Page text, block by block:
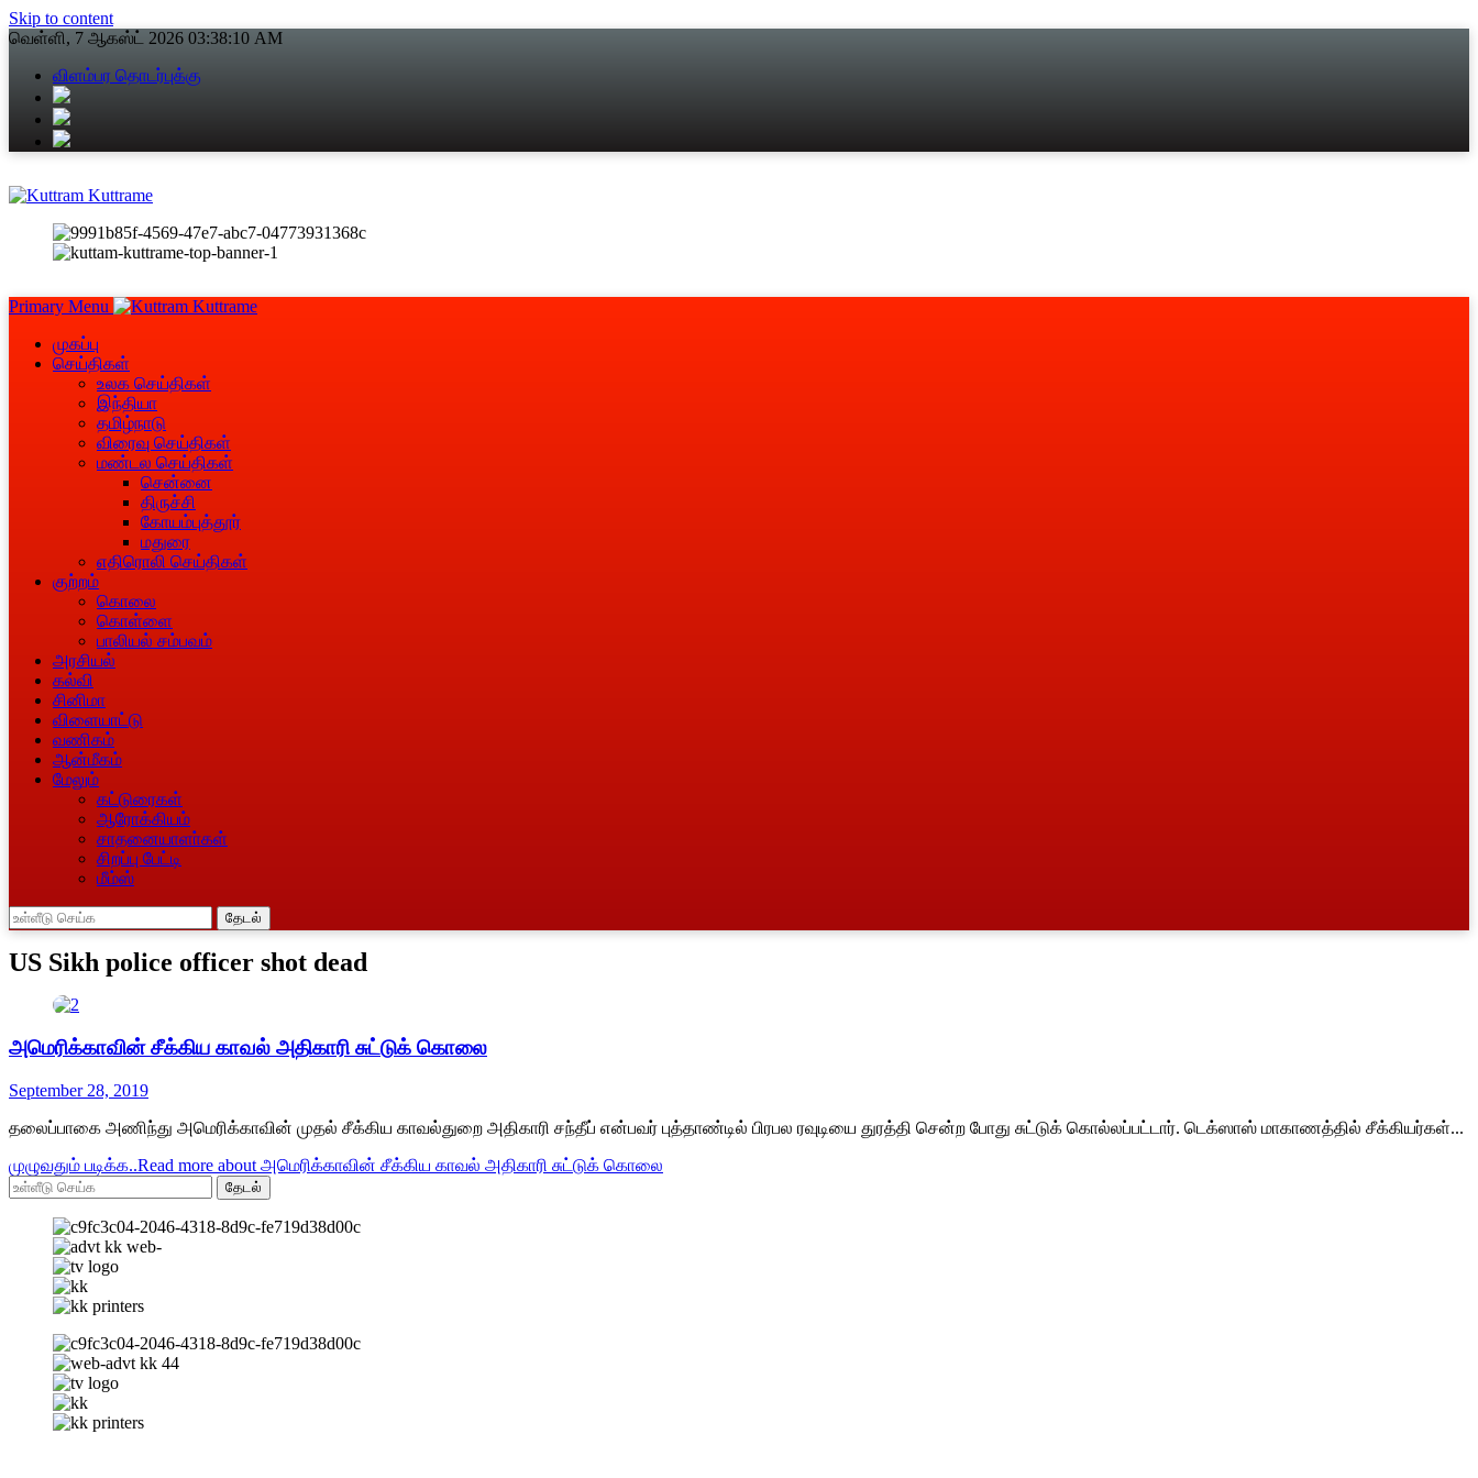
Skip to content
வெள்ளி, 7 ஆகஸ்ட் 2026 03:38:11 AM
விளம்பர தொடர்புக்கு
Primary Menu
முகப்பு
செய்திகள்
உலக செய்திகள்
இந்தியா
தமிழ்நாடு
விரைவு செய்திகள்
மண்டல செய்திகள்
சென்னை
திருச்சி
கோயம்புத்தூர்
மதுரை
எதிரொலி செய்திகள்
குற்றம்
கொலை
கொள்ளை
பாலியல் சம்பவம்
அரசியல்
கல்வி
சினிமா
விளையாட்டு
வணிகம்
ஆன்மீகம்
மேலும்
கட்டுரைகள்
ஆரோக்கியம்
சாதனையாளா்கள்
சிறப்பு பேட்டி
மீம்ஸ்
தேடல்
US Sikh police officer shot dead
அமெரிக்காவின் சீக்கிய காவல் அதிகாரி சுட்டுக் கொலை
September 28, 2019
தலைப்பாகை அணிந்து அமெரிக்காவின் முதல் சீக்கிய காவல்துறை அதிகாரி சந்தீப் என்பவர் புத்தாண்டில் பிரபல ரவுடியை துரத்தி சென்ற போது சுட்டுக் கொல்லப்பட்டார். டெக்ஸாஸ் மாகாணத்தில் சீக்கியர்கள்...
முழுவதும் படிக்க..Read more about அமெரிக்காவின் சீக்கிய காவல் அதிகாரி சுட்டுக் கொலை
தேடல்